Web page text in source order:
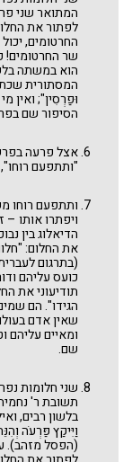
המתואר שני
לפתור את
החרטומים,
שר החרטומים!
הוא במשתה
המסתורית
וּפַרְסִין"; ואין
הסיפור שם
אצל פרעה
"ותתפעם
ותתפעם רוחו
ויפתרו אותו –
הדיאלוג בין
את החלום:
(בתרגום
כועס עליהם
תודיעוני את
הגידו". הם
שאין אדם
ומאיים עליהם
שם.
תשובת ר'
בלשון רבים,
וַיִּיקַץ פַּרְעֹה
(הפסל מזהב).